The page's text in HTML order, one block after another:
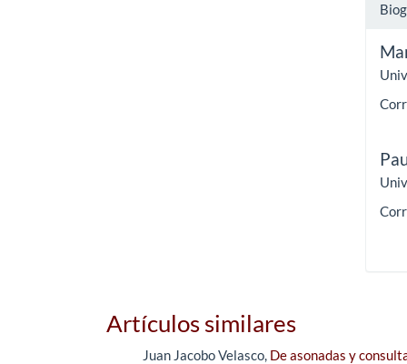
Artículos similares
Juan Jacobo Velasco, De asonadas y